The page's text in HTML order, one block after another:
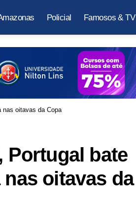
Policial Famosos & TV
nas oitavas da Copa
Portugal bate
oitavas da